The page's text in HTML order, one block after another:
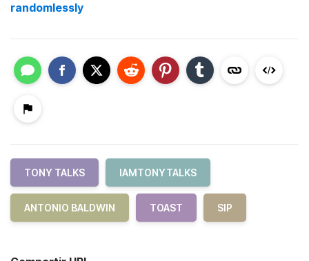
randomlessly
TONY TALKS IAMTONYTALKS
ANTONIO BALDWIN TOAST SIP